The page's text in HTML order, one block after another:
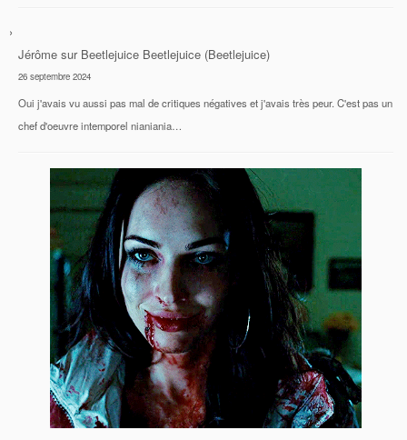
Jérôme sur Beetlejuice Beetlejuice (Beetlejuice)
26 septembre 2024
Oui j'avais vu aussi pas mal de critiques négatives et j'avais très peur. C'est pas un
chef d'oeuvre intemporel nianiania…